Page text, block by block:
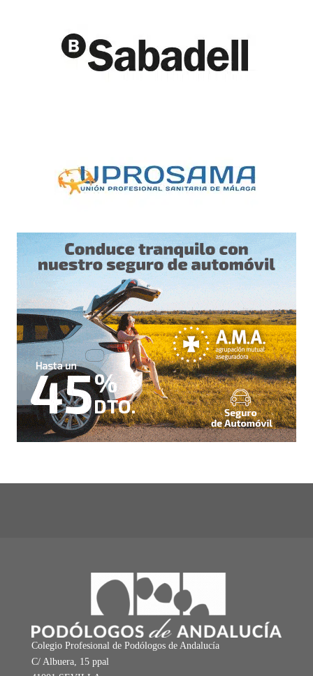
Colegio Profesional de Podólogos de Andalucía
C/ Albuera, 15 ppal